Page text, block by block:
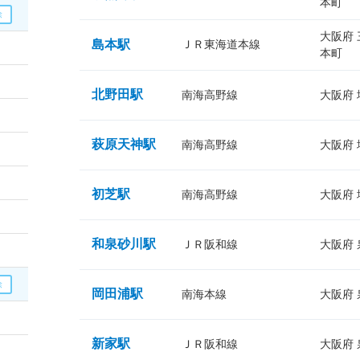
島本駅 ＪＲ東海道本線
大阪府
本町
北野田駅 南海高野線 大阪府
萩原天神駅 南海高野線 大阪府
初芝駅 南海高野線 大阪府
和泉砂川駅 ＪＲ阪和線 大阪府
岡田浦駅 南海本線 大阪府
新家駅 ＪＲ阪和線 大阪府